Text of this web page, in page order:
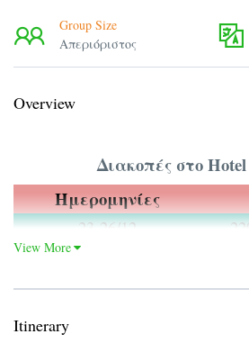
Group Size
Απεριόριστος
Overview
Διακοπές στο
Ημερομηνίες
23-26/12
25-28/12
Λίγες πληροφορίες σχετικά
Το ξενοδοχείο “Pirin”
View More
Itinerary